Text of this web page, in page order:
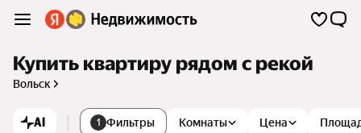
Купить квартиру рядом с рекой
Вольск
AI 1 Фильтры Комнаты Цена